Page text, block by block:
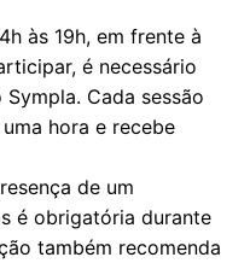
às 19h, em frente à
é necessário
Cada sessão
hora e recebe
de um
é obrigatória durante
também recomenda